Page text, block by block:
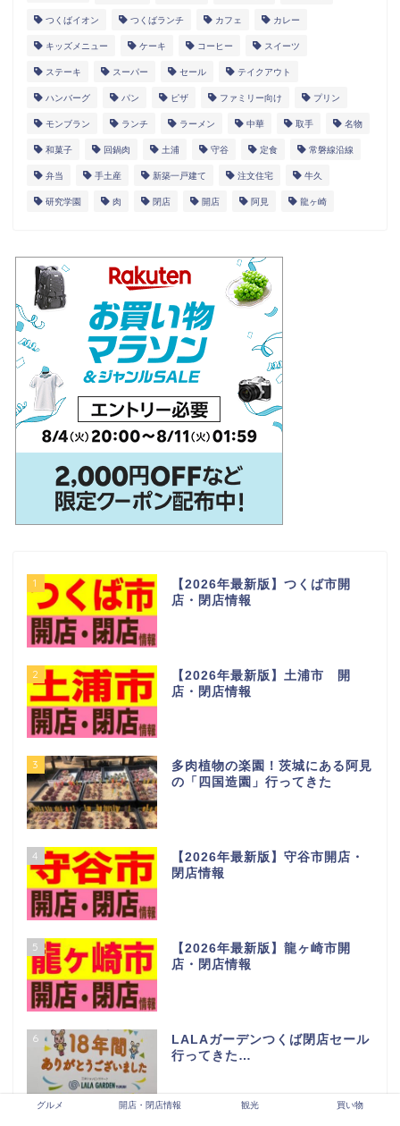
つくばイオン つくばランチ カフェ カレー
キッズメニュー ケーキ コーヒー スイーツ
ステーキ スーパー セール テイクアウト
ハンバーグ パン ピザ ファミリー向け プリン
モンブラン ランチ ラーメン 中華 取手 名物
和菓子 回鍋肉 土浦 守谷 定食 常磐線沿線
弁当 手土産 新築一戸建て 注文住宅 牛久
研究学園 肉 閉店 開店 阿見 龍ヶ崎
1
【2026年最新版】つくば市開
店・閉店情報
2
【2026年最新版】土浦市 開
店・閉店情報
3
多肉植物の楽園！茨城にある阿見
の「四国造園」行ってきた
4
【2026年最新版】守谷市開店・
閉店情報
5
【2026年最新版】龍ヶ崎市開
店・閉店情報
6
LALAガーデンつくば閉店セール
行ってきた…
グルメ 開店・閉店情報 観光 買い物